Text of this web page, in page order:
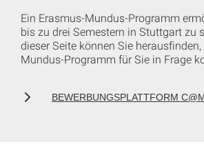
Ein Erasmus-Mundus-Programm
bis zu drei Semestern in Stuttgart zu
dieser Seite können Sie
Mundus-Programm für Sie in Frage
BEWERBUNGSPLATTFORM